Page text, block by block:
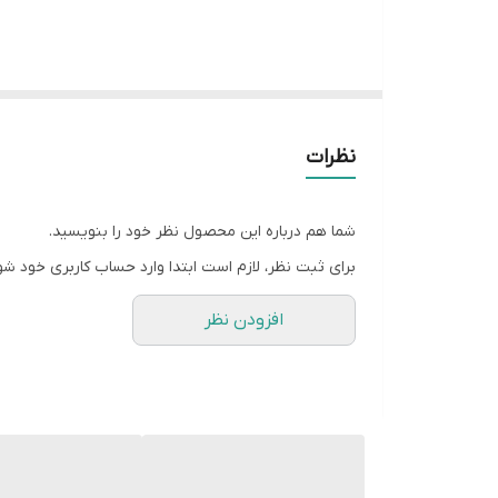
نظرات
شما هم درباره این محصول نظر خود را بنویسید.
برای ثبت نظر، لازم است ابتدا وارد حساب کاربری خود
افزودن نظر